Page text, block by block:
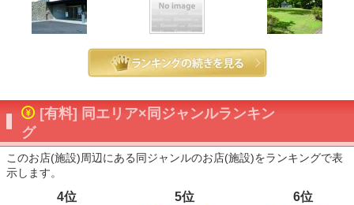
[有料] 同エリア×同ジャンルランキン
グ
このお店(施設)周辺にある同ジャンルのお店(施設)をランキングで表
示します。
4位 5位 6位